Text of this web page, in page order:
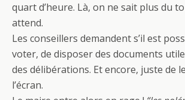
quart d’heure. Là, on ne sait plus du
attend.
Les conseillers demandent s’il est
voter, de disposer des documents
des délibérations. Et encore, juste de
l’écran.